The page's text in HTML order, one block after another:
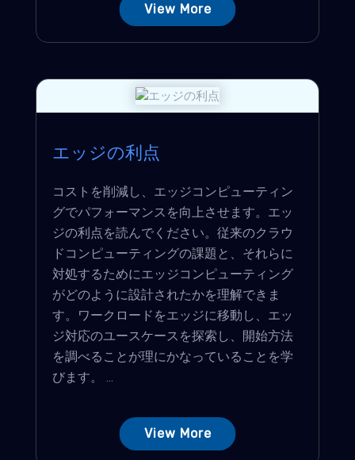
View More
エッジの利点
コストを削減し、エッジコンピューティン
グでパフォーマンスを向上させます。エッ
ジの利点を読んでください。従来のクラウ
ドコンピューティングの課題と、それらに
対処するためにエッジコンピューティング
がどのように設計されたかを理解できま
す。ワークロードをエッジに移動し、エッ
ジ対応のユースケースを探索し、開始方法
を調べることが理にかなっていることを学
びます。 ...
View More